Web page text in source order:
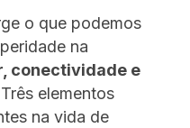
o que podemos
na
conectividade e
Três elementos
na vida de